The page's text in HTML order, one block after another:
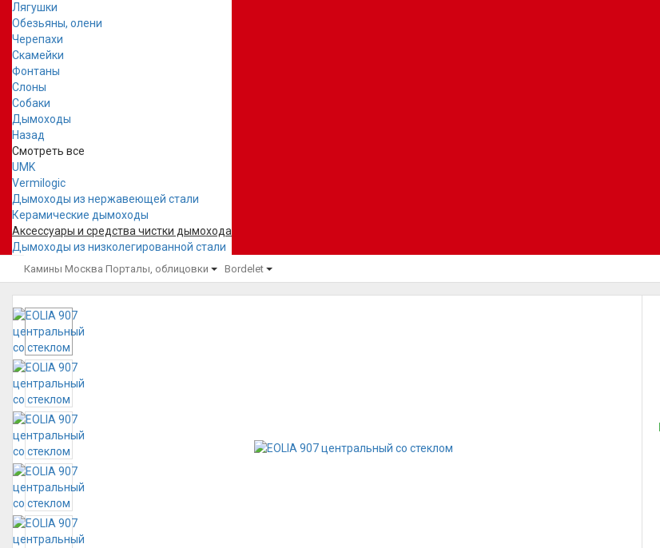
Лягушки
Обезьяны, олени
Черепахи
Скамейки
Фонтаны
Слоны
Собаки
Дымоходы
Назад
Смотреть все
UMK
Vermilogic
Дымоходы из нержавеющей стали
Керамические дымоходы
Аксессуары и средства чистки дымохода
Дымоходы из низколегированной стали
Камины Москва Порталы, облицовки Bordelet